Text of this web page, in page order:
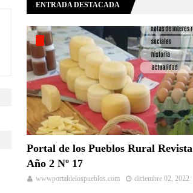
ENTRADA DESTACADA
Portal de los Pueblos Rural Revista
Año 2 Nº 17
wwwportaldelospueblos.com diciembre 02, 2022